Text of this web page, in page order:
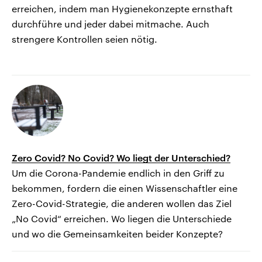
erreichen, indem man Hygienekonzepte ernsthaft
durchführe und jeder dabei mitmache. Auch
strengere Kontrollen seien nötig.
Zero Covid? No Covid? Wo liegt der Unterschied?
Um die Corona-Pandemie endlich in den Griff zu
bekommen, fordern die einen Wissenschaftler eine
Zero-Covid-Strategie, die anderen wollen das Ziel
„No Covid“ erreichen. Wo liegen die Unterschiede
und wo die Gemeinsamkeiten beider Konzepte?